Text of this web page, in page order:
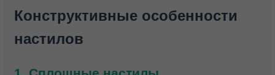
Конструктивные особенности
настилов